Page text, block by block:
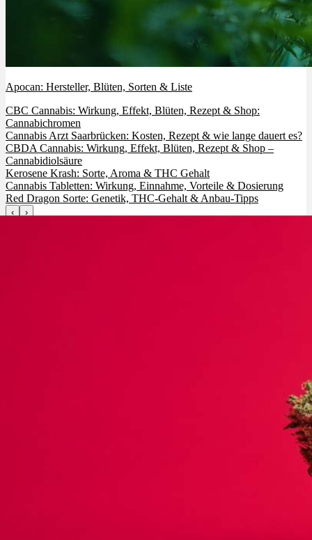
Apocan: Hersteller, Blüten, Sorten & Liste
CBC Cannabis: Wirkung, Effekt, Blüten, Rezept & Shop:
Cannabichromen
Cannabis Arzt Saarbrücken: Kosten, Rezept & wie lange dauert es?
CBDA Cannabis: Wirkung, Effekt, Blüten, Rezept & Shop –
Cannabidiolsäure
Kerosene Krash: Sorte, Aroma & THC Gehalt
Cannabis Tabletten: Wirkung, Einnahme, Vorteile & Dosierung
Red Dragon Sorte: Genetik, THC-Gehalt & Anbau-Tipps
‹ ›